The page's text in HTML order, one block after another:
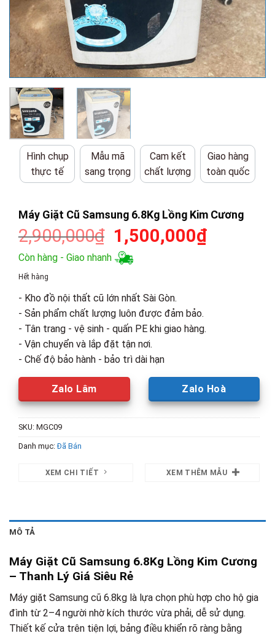
Hình chụp
thực tế
Mẫu mã
sang trọng
Cam kết
chất lượng
Giao hàng
toàn quốc
Máy Giặt Cũ Samsung 6.8Kg Lồng Kim Cương
2,900,000₫ Giá
gốc
là:
1,500,000₫Giá
Còn hàng - Giao nhanh
Hết hàng
- Kho đồ nội thất cũ lớn nhất Sài Gòn.
- Sản phẩm chất lượng luôn được đảm bảo.
- Tân trang - vệ sinh - quấn PE khi giao hàng.
- Vận chuyển và lắp đặt tận nơi.
- Chế độ bảo hành - bảo trì dài hạn
Zalo Lâm Zalo Hoà
SKU: MGC09
Danh mục:Đã Bán
XEM CHI TIẾT XEM THÊM MẪU
MÔ TẢ
Máy Giặt Cũ Samsung 6.8Kg Lồng Kim Cương
– Thanh Lý Giá Siêu Rẻ
Máy giặt Samsung cũ 6.8kg là lựa chọn phù hợp cho hộ gia
đình từ 2–4 người nhờ kích thước vừa phải, dễ sử dụng.
Thiết kế cửa trên tiện lợi, bảng điều khiển rõ ràng bằng